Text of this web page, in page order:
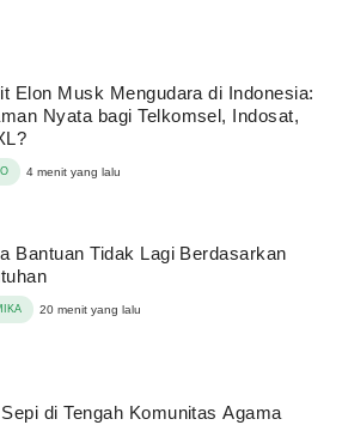
Elon Musk Mengudara di Indonesia:
Nyata bagi Telkomsel, Indosat,
4 menit yang lalu
Bantuan Tidak Lagi Berdasarkan
20 menit yang lalu
di Tengah Komunitas Agama